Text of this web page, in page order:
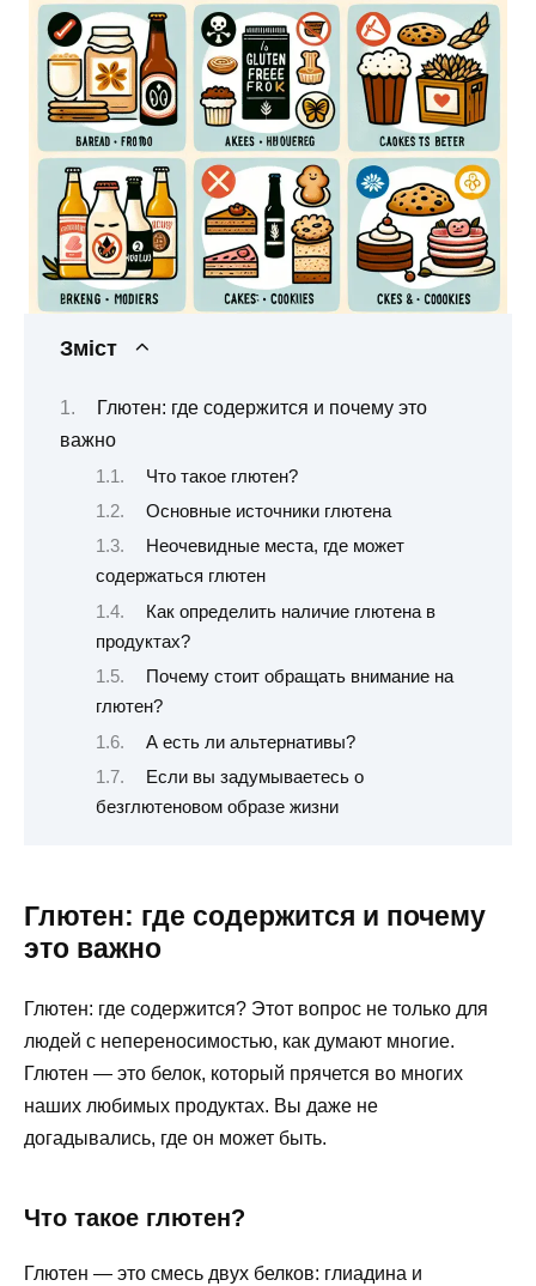
Зміст
Глютен: где содержится и почему это
важно
Что такое глютен?
Основные источники глютена
Неочевидные места, где может
содержаться глютен
Как определить наличие глютена в
продуктах?
Почему стоит обращать внимание на
глютен?
А есть ли альтернативы?
Если вы задумываетесь о
безглютеновом образе жизни
Глютен: где содержится и почему
это важно
Глютен: где содержится? Этот вопрос не только для
людей с непереносимостью, как думают многие.
Глютен — это белок, который прячется во многих
наших любимых продуктах. Вы даже не
догадывались, где он может быть.
Что такое глютен?
Глютен — это смесь двух белков: глиадина и